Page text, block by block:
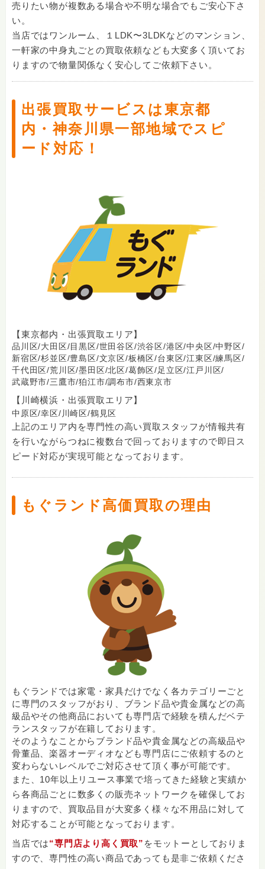
売りたい物が複数ある場合や不明な場合でもご安心下さ
い。
当店ではワンルーム、１LDK〜3LDKなどのマンション、
一軒家の中身丸ごとの買取依頼なども大変多く頂いてお
りますので物量関係なく安心してご依頼下さい。
出張買取サービスは東京都
内・神奈川県一部地域でスピ
ード対応！
【東京都内・出張買取エリア】
品川区/大田区/目黒区/世田谷区/渋谷区/港区/中央区/中野区/
新宿区/杉並区/豊島区/文京区/板橋区/台東区/江東区/練馬区/
千代田区/荒川区/墨田区/北区/葛飾区/足立区/江戸川区/
武蔵野市/三鷹市/狛江市/調布市/西東京市
【川崎横浜・出張買取エリア】
中原区/幸区/川崎区/鶴見区
上記のエリア内を専門性の高い買取スタッフが情報共有
を行いながらつねに複数台で回っておりますので即日ス
ピード対応が実現可能となっております。
もぐランド高価買取の理由
もぐランドでは家電・家具だけでなく各カテゴリーごと
に専門のスタッフがおり、ブランド品や貴金属などの高
級品やその他商品においても専門店で経験を積んだベテ
ランスタッフが在籍しております。
そのようなことからブランド品や貴金属などの高級品や
骨董品、楽器オーディオなども専門店にご依頼するのと
変わらないレベルでご対応させて頂く事が可能です。
また、10年以上リユース事業で培ってきた経験と実績か
ら各商品ごとに数多くの販売ネットワークを確保してお
りますので、買取品目が大変多く様々な不用品に対して
対応することが可能となっております。
当店では“専門店より高く買取” をモットーとしておりま
すので、専門性の高い商品であっても是非ご依頼くださ